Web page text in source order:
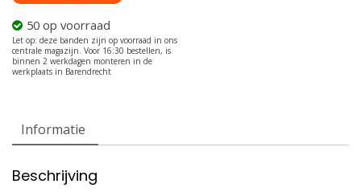
50 op voorraad
Informatie
Beschrijving